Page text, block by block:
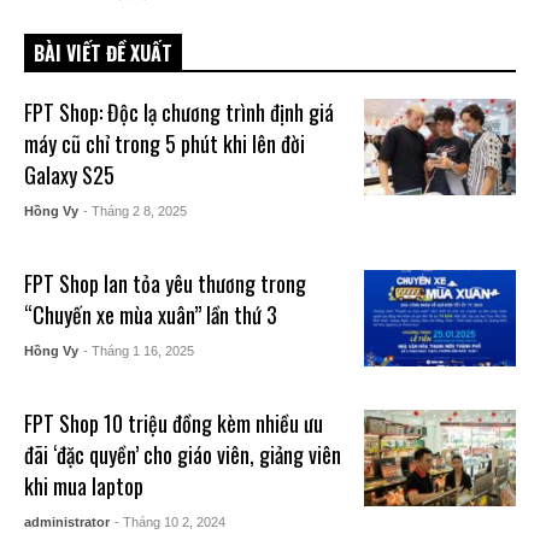
BÀI VIẾT ĐỀ XUẤT
FPT Shop: Độc lạ chương trình định giá
máy cũ chỉ trong 5 phút khi lên đời
Galaxy S25
Hồng Vy - Tháng 2 8, 2025
FPT Shop lan tỏa yêu thương trong
“Chuyến xe mùa xuân” lần thứ 3
Hồng Vy - Tháng 1 16, 2025
FPT Shop 10 triệu đồng kèm nhiều ưu
đãi ‘đặc quyền’ cho giáo viên, giảng viên
khi mua laptop
administrator - Tháng 10 2, 2024